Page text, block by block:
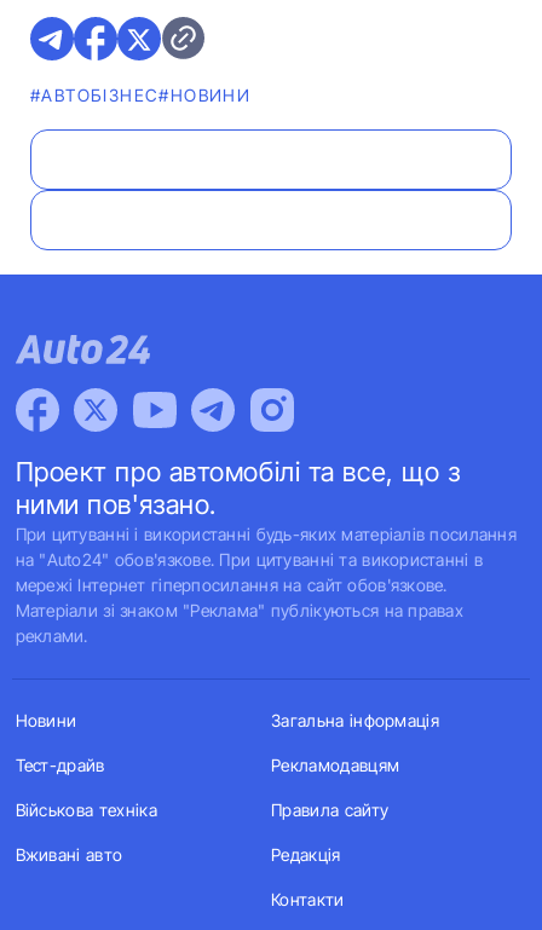
#АВТОБІЗНЕС#НОВИНИ
Проект про автомобілі та все, що з
ними пов'язано.
При цитуванні і використанні будь-яких матеріалів посилання
на "Auto24" обов'язкове. При цитуванні та використанні в
мережі Інтернет гіперпосилання на сайт обов'язкове.
Матеріали зі знаком "Реклама" публікуються на правах
реклами.
Новини
Тест-драйв
Військова техніка
Вживані авто
Загальна інформація
Рекламодавцям
Правила сайту
Редакція
Контакти